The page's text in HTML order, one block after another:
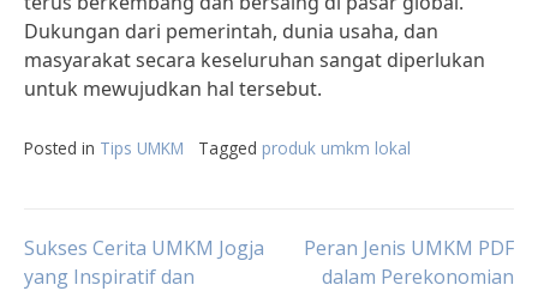
Dukungan dari pemerintah, dunia usaha, dan
masyarakat secara keseluruhan sangat diperlukan
untuk mewujudkan hal tersebut.
Posted in Tips UMKM Tagged produk umkm lokal
Post
Sukses Cerita UMKM Jogja
yang Inspiratif dan
Peran Jenis UMKM PDF
dalam Perekonomian